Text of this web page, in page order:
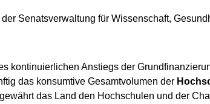
Senatsverwaltung für Wissenschaft,
kontinuierlichen Anstiegs der
das konsumtive Gesamtvolumen der
das Land den Hochschulen und der